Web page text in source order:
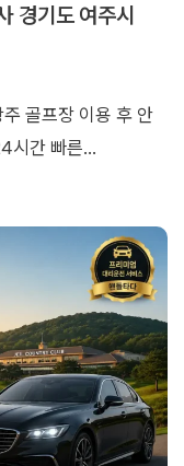
경기도 여주시
골프장 이용 후 안
시간 빠른…